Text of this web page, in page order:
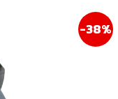
38%